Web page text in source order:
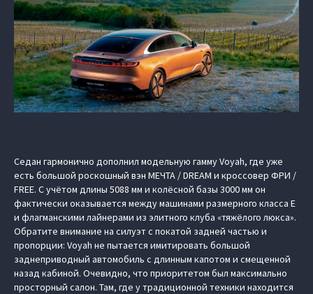
Седан гармонично дополнил модельную гамму Voyah, где уже
есть большой роскошный вэн МЕЧТА / DREAM и кроссовер ФРИ /
FREE. С учётом длины 5088 мм и колёсной базы 3000 мм он
фактически оказывается между машинами размерного класса E
и флагманскими лайнерами из элитного клуба «тяжёлого люкса».
Обратите внимание на силуэт с покатой задней частью и
пропорции: Voyah не пытается имитировать большой
заднеприводный автомобиль с длинным капотом и смещенной
назад кабиной. Очевидно, что приоритетом был максимально
просторный салон. Там, где у традиционной техники находится